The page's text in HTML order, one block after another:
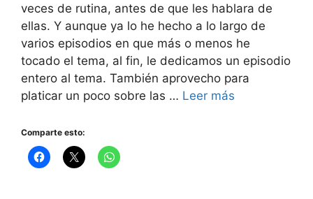
veces de rutina, antes de que les hablara de
ellas. Y aunque ya lo he hecho a lo largo de
varios episodios en que más o menos he
tocado el tema, al fin, le dedicamos un episodio
entero al tema. También aprovecho para
platicar un poco sobre las … Leer más
Comparte esto: